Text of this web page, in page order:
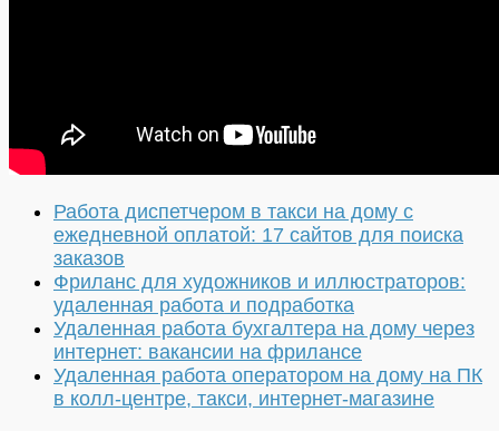
Работа диспетчером в такси на дому с
ежедневной оплатой: 17 сайтов для поиска
заказов
Фриланс для художников и иллюстраторов:
удаленная работа и подработка
Удаленная работа бухгалтера на дому через
интернет: вакансии на фрилансе
Удаленная работа оператором на дому на ПК
в колл-центре, такси, интернет-магазине